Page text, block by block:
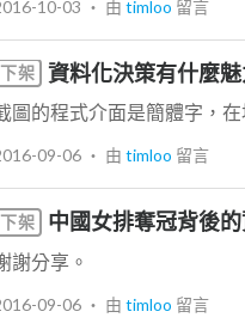
10-03 ‧ 由 timloo 留言
下架 資料化決策有什麼
圖的程式介面是簡體字，在
09-06 ‧ 由 timloo 留言
下架 中國女排奪冠背後
謝分享。
09-06 ‧ 由 timloo 留言